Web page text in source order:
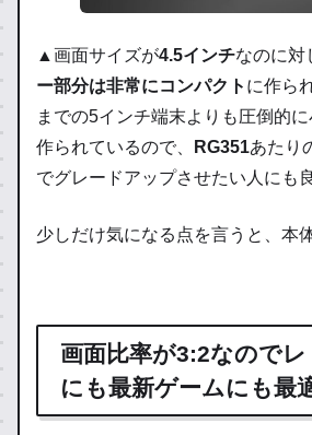
▲画面サイズが4.5インチなのに対
ー部分は非常にコンパクト に作ら
までの5インチ端末よりも圧倒的
作られているので、
RG351あたり
でグレードアップさせたい人にも
少しだけ気になる点を言うと、本
画面比率が3:2なので
にも最新ゲームにも最